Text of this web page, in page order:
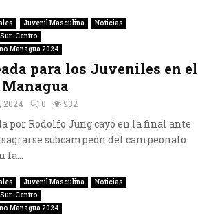
Juvenil Masculina
Noticias
Sur-Centro
Managua 2024
para los Juveniles en el
2024 0 932
por Rodolfo Jung cayó en la final ante
subcampeón del campeonato
la...
Juvenil Masculina
Noticias
Sur-Centro
Managua 2024